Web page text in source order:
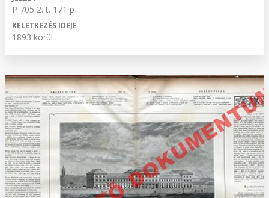
P 705 2. t. 171 p
KELETKEZÉS IDEJE
1893 körül